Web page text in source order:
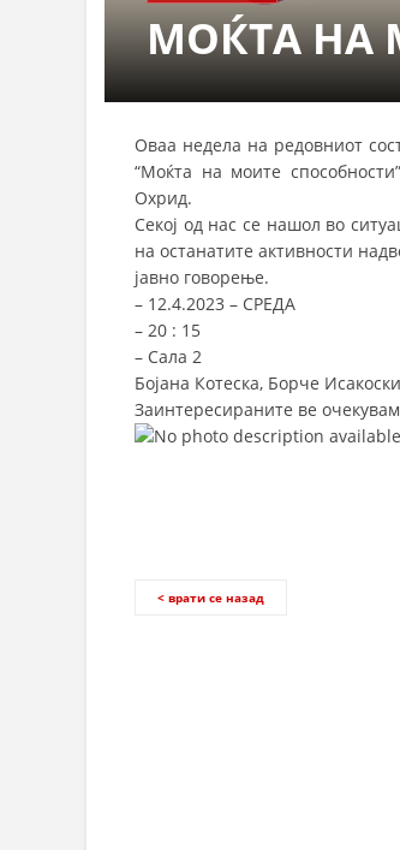
МОЌТА НА
Оваа недела на редовниот
“Моќта на моите
Охрид.
Секој од нас се нашол во
на останатите активности
јавно говорење.
– 12.4.2023 – СРЕДА
– 20 : 15
– Сала 2
Бојана Котеска, Борче
Заинтересираните ве
< врати се назад